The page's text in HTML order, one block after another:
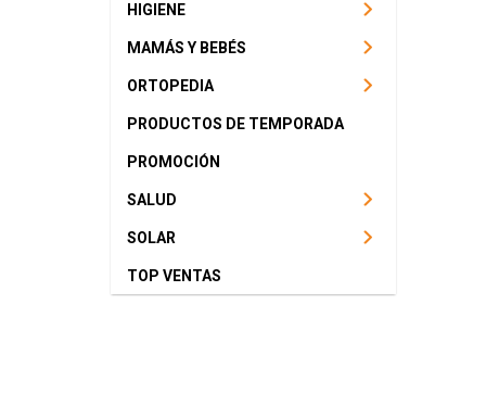
HIGIENE
MAMÁS Y BEBÉS
ORTOPEDIA
PRODUCTOS DE TEMPORADA
PROMOCIÓN
SALUD
SOLAR
TOP VENTAS